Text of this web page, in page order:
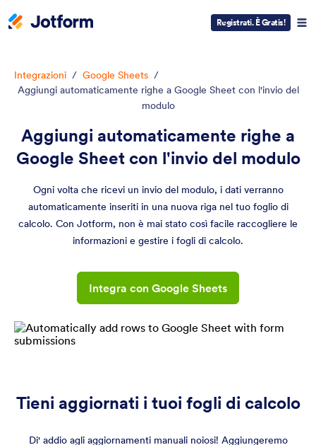
Registrati. È Gratis!
Integrazioni / Google Sheets /
Aggiungi automaticamente righe a Google Sheet con l'invio del
modulo
Aggiungi automaticamente righe a
Google Sheet con l'invio del modulo
Ogni volta che ricevi un invio del modulo, i dati verranno
automaticamente inseriti in una nuova riga nel tuo foglio di
calcolo. Con Jotform, non è mai stato così facile raccogliere le
informazioni e gestire i fogli di calcolo.
Integra con Google Sheets
Tieni aggiornati i tuoi fogli di calcolo
Di' addio agli aggiornamenti manuali noiosi! Aggiungeremo